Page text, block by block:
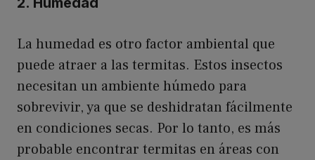
La humedad es otro factor ambiental que
puede atraer a las termitas. Estos insectos
necesitan un ambiente húmedo para
sobrevivir, ya que se deshidratan fácilmente
en condiciones secas. Por lo tanto, es más
probable encontrar termitas en áreas con